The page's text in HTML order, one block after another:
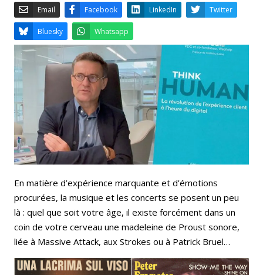
Facebook LinkedIn
Bluesky Whatsapp
En matière d’expérience marquante et d’émotions
procurées, la musique et les concerts se posent un peu
là : quel que soit votre âge, il existe forcément dans un
coin de votre cerveau une madeleine de Proust sonore,
liée à Massive Attack, aux Strokes ou à Patrick Bruel…